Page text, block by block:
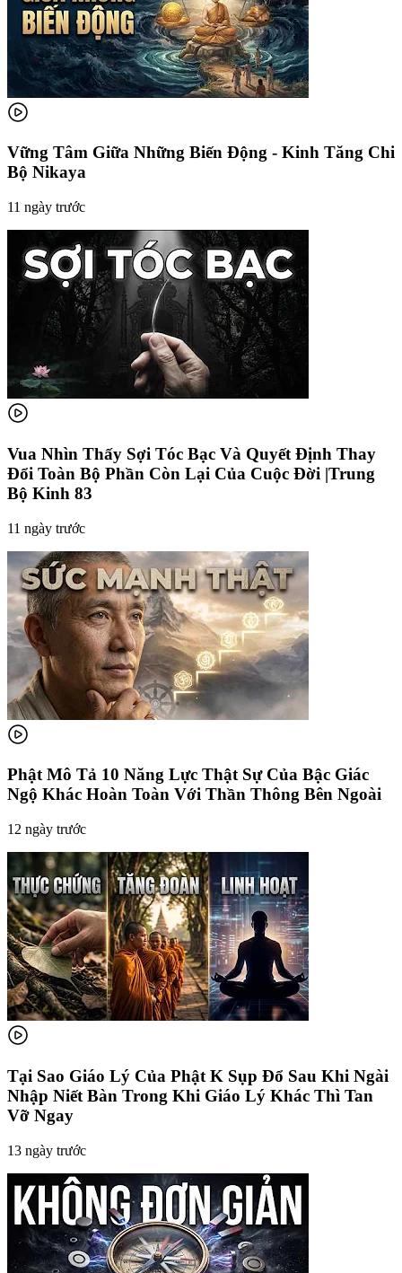
Vững Tâm Giữa Những Biến Động - Kinh Tăng Chi
Bộ Nikaya
11 ngày trước
Vua Nhìn Thấy Sợi Tóc Bạc Và Quyết Định Thay
Đổi Toàn Bộ Phần Còn Lại Của Cuộc Đời |Trung
Bộ Kinh 83
11 ngày trước
Phật Mô Tả 10 Năng Lực Thật Sự Của Bậc Giác
Ngộ Khác Hoàn Toàn Với Thần Thông Bên Ngoài
12 ngày trước
Tại Sao Giáo Lý Của Phật K Sụp Đổ Sau Khi Ngài
Nhập Niết Bàn Trong Khi Giáo Lý Khác Thì Tan
Vỡ Ngay
13 ngày trước